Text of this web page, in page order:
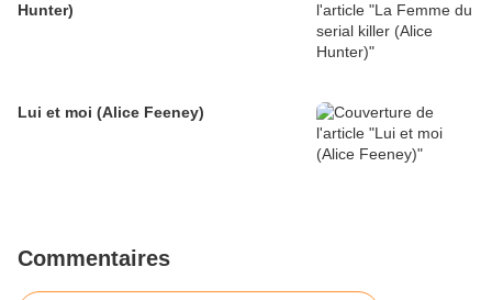
Hunter)
Lui et moi (Alice Feeney)
Commentaires